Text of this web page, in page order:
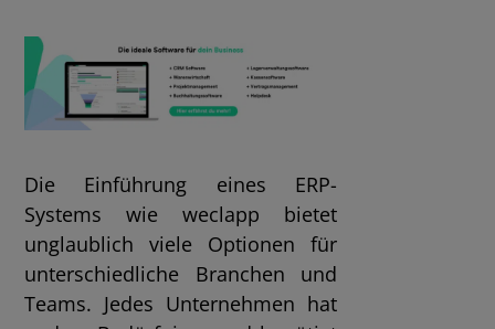
Die Einführung eines ERP-
Systems wie weclapp bietet
unglaublich viele Optionen für
unterschiedliche Branchen und
Teams. Jedes Unternehmen hat